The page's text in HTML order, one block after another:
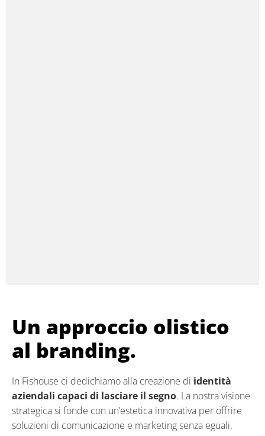
Un approccio olistico
al branding.
In Fishouse ci dedichiamo alla creazione di identità
aziendali capaci di lasciare il segno. La nostra visione
strategica si fonde con un’estetica innovativa per offrire
soluzioni di comunicazione e marketing senza eguali.